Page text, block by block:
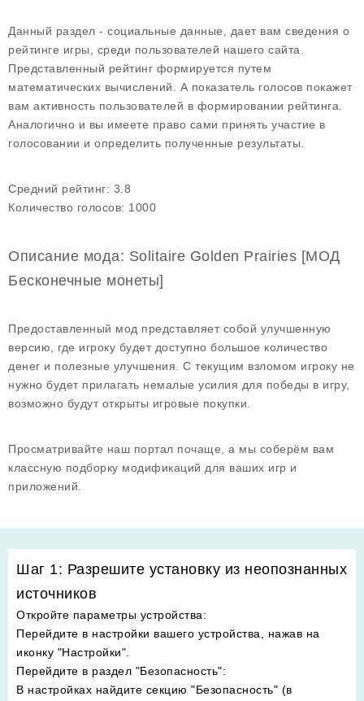
Данный раздел - социальные данные, дает вам сведения о
рейтинге игры, среди пользователей нашего сайта.
Представленный рейтинг формируется путем
математических вычислений. А показатель голосов покажет
вам активность пользователей в формировании рейтинга.
Аналогично и вы имеете право сами принять участие в
голосовании и определить полученные результаты.
Средний рейтинг: 3.8
Количество голосов: 1000
Описание мода: Solitaire Golden Prairies [МОД
Бесконечные монеты]
Предоставленный мод представляет собой улучшенную
версию, где игроку будет доступно большое количество
денег и полезные улучшения. С текущим взломом игроку не
нужно будет прилагать немалые усилия для победы в игру,
возможно будут открыты игровые покупки.
Просматривайте наш портал почаще, а мы соберём вам
классную подборку модификаций для ваших игр и
приложений.
Шаг 1: Разрешите установку из неопознанных
источников
Откройте параметры устройства:
Перейдите в настройки вашего устройства, нажав на
иконку "Настройки".
Перейдите в раздел "Безопасность":
В настройках найдите секцию "Безопасность" (в